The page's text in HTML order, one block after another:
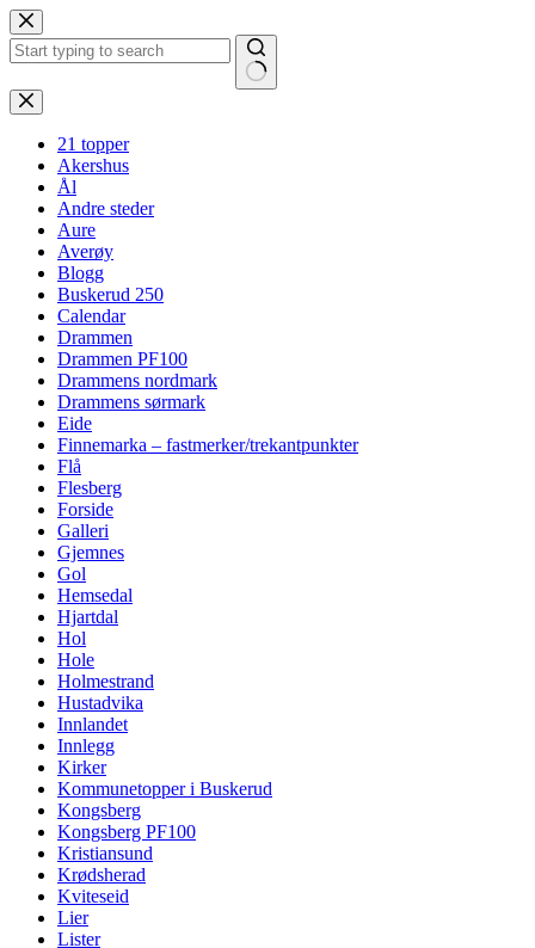
Hopp
til
innholdet
Ingen
resultater
21 topper
Akershus
Ål
Andre steder
Aure
Averøy
Blogg
Buskerud 250
Calendar
Drammen
Drammen PF100
Drammens nordmark
Drammens sørmark
Eide
Finnemarka – fastmerker/trekantpunkter
Flå
Flesberg
Forside
Galleri
Gjemnes
Gol
Hemsedal
Hjartdal
Hol
Hole
Holmestrand
Hustadvika
Innlandet
Innlegg
Kirker
Kommunetopper i Buskerud
Kongsberg
Kongsberg PF100
Kristiansund
Krødsherad
Kviteseid
Lier
Lister